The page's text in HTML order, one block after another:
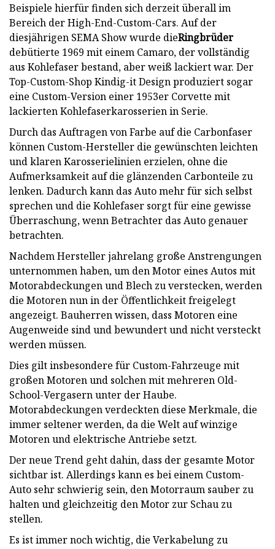
Beispiele hierfür finden sich derzeit überall im
Bereich der High-End-Custom-Cars. Auf der
diesjährigen SEMA Show wurde dieRingbrüder
debütierte 1969 mit einem Camaro, der vollständig
aus Kohlefaser bestand, aber weiß lackiert war. Der
Top-Custom-Shop Kindig-it Design produziert sogar
eine Custom-Version einer 1953er Corvette mit
lackierten Kohlefaserkarosserien in Serie.
Durch das Auftragen von Farbe auf die Carbonfaser
können Custom-Hersteller die gewünschten leichten
und klaren Karosserielinien erzielen, ohne die
Aufmerksamkeit auf die glänzenden Carbonteile zu
lenken. Dadurch kann das Auto mehr für sich selbst
sprechen und die Kohlefaser sorgt für eine gewisse
Überraschung, wenn Betrachter das Auto genauer
betrachten.
Nachdem Hersteller jahrelang große Anstrengungen
unternommen haben, um den Motor eines Autos mit
Motorabdeckungen und Blech zu verstecken, werden
die Motoren nun in der Öffentlichkeit freigelegt
angezeigt. Bauherren wissen, dass Motoren eine
Augenweide sind und bewundert und nicht versteckt
werden müssen.
Dies gilt insbesondere für Custom-Fahrzeuge mit
großen Motoren und solchen mit mehreren Old-
School-Vergasern unter der Haube.
Motorabdeckungen verdeckten diese Merkmale, die
immer seltener werden, da die Welt auf winzige
Motoren und elektrische Antriebe setzt.
Der neue Trend geht dahin, dass der gesamte Motor
sichtbar ist. Allerdings kann es bei einem Custom-
Auto sehr schwierig sein, den Motorraum sauber zu
halten und gleichzeitig den Motor zur Schau zu
stellen.
Es ist immer noch wichtig, die Verkabelung zu